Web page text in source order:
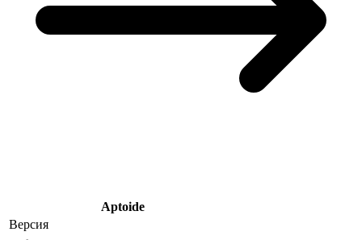
Aptoide
Версия